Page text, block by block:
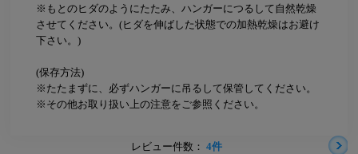
※もとのヒダのようにたたみ、ハンガーにつるして自然乾燥
させてください。(ヒダを伸ばした状態での加熱乾燥はお避け
下さい。)
(保存方法)
※たたまずに、必ずハンガーに吊るして保管してください。
※その他お取り扱い上の注意をご参照ください。
レビュー件数： 4件